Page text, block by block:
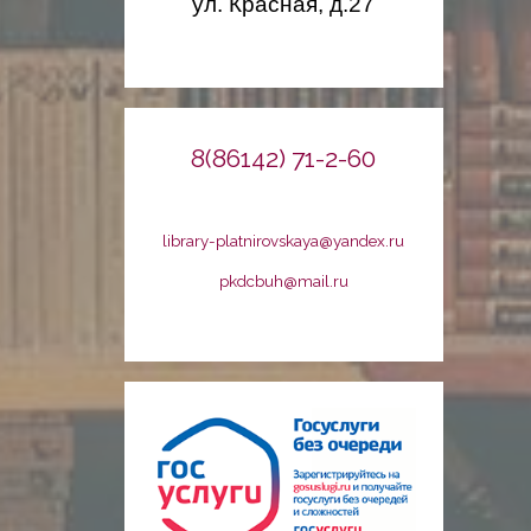
8(86142) 71-2-60
library-platnirovskaya@yandex.ru
pkdcbuh@mail.ru